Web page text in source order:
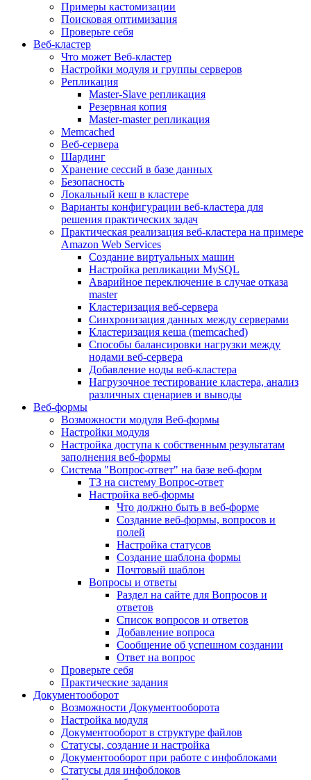
Примеры кастомизации
Поисковая оптимизация
Проверьте себя
Веб-кластер
Что может Веб-кластер
Настройки модуля и группы серверов
Репликация
Master-Slave репликация
Резервная копия
Master-master репликация
Memcached
Веб-сервера
Шардинг
Хранение сессий в базе данных
Безопасность
Локальный кеш в кластере
Варианты конфигурации веб-кластера для
решения практических задач
Практическая реализация веб-кластера на примере
Amazon Web Services
Создание виртуальных машин
Настройка репликации MySQL
Аварийное переключение в случае отказа
master
Кластеризация веб-сервера
Синхронизация данных между серверами
Кластеризация кеша (memcached)
Способы балансировки нагрузки между
нодами веб-сервера
Добавление ноды веб-кластера
Нагрузочное тестирование кластера, анализ
различных сценариев и выводы
Веб-формы
Возможности модуля Веб-формы
Настройки модуля
Настройка доступа к собственным результатам
заполнения веб-формы
Система "Вопрос-ответ" на базе веб-форм
ТЗ на систему Вопрос-ответ
Настройка веб-формы
Что должно быть в веб-форме
Создание веб-формы, вопросов и
полей
Настройка статусов
Создание шаблона формы
Почтовый шаблон
Вопросы и ответы
Раздел на сайте для Вопросов и
ответов
Список вопросов и ответов
Добавление вопроса
Сообщение об успешном создании
Ответ на вопрос
Проверьте себя
Практические задания
Документооборот
Возможности Документооборота
Настройка модуля
Документооборот в структуре файлов
Статусы, создание и настройка
Документооборот при работе с инфоблоками
Статусы для инфоблоков